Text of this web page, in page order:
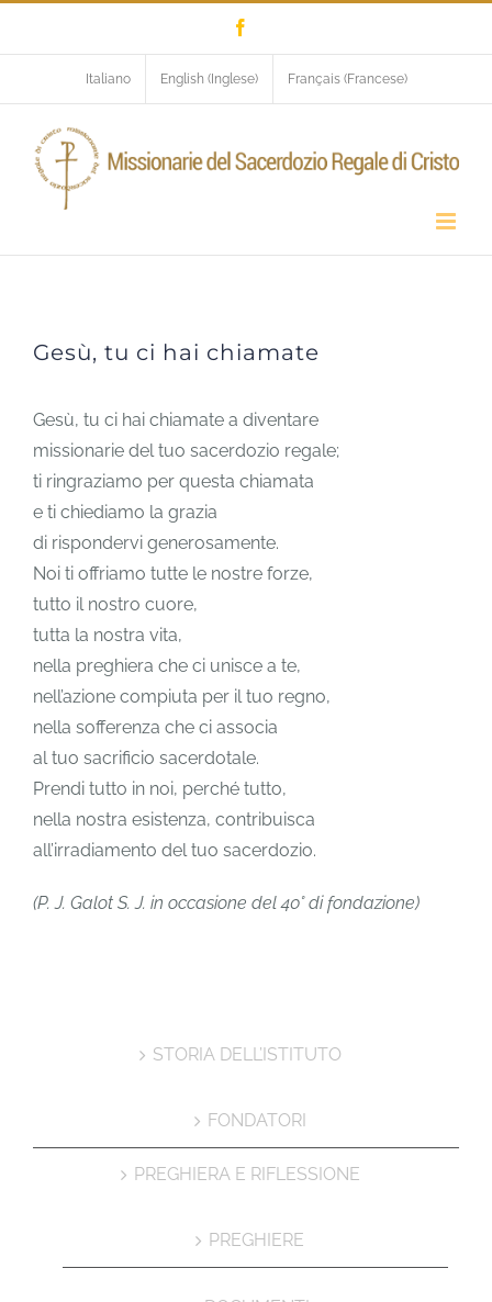
Italiano English (Inglese) Français(Francese)
Gesù, tu ci hai chiamate
Gesù, tu ci hai chiamate a diventare
missionarie del tuo sacerdozio regale;
ti ringraziamo per questa chiamata
e ti chiediamo la grazia
di rispondervi generosamente.
Noi ti offriamo tutte le nostre forze,
tutto il nostro cuore,
tutta la nostra vita,
nella preghiera che ci unisce a te,
nell’azione compiuta per il tuo regno,
nella sofferenza che ci associa
al tuo sacrificio sacerdotale.
Prendi tutto in noi, perché tutto,
nella nostra esistenza, contribuisca
all’irradiamento del tuo sacerdozio.
(P. J. Galot S. J. in occasione del 40° di fondazione)
STORIA DELL’ISTITUTO
FONDATORI
PREGHIERA E RIFLESSIONE
PREGHIERE